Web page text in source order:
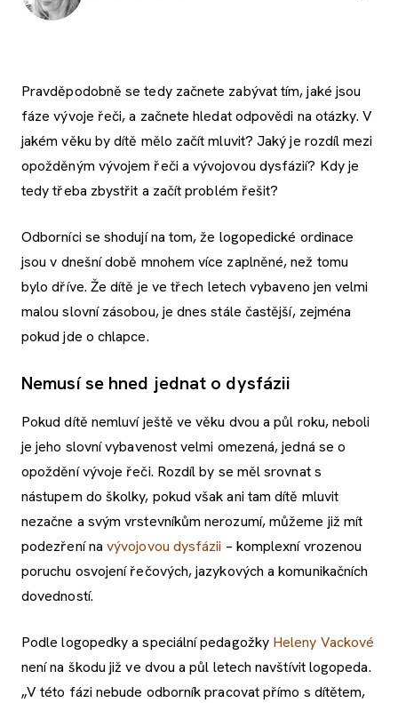
Pravděpodobně se tedy začnete zabývat tím, jaké jsou
fáze vývoje řeči, a začnete hledat odpovědi na otázky. V
jakém věku by dítě mělo začít mluvit? Jaký je rozdíl mezi
opožděným vývojem řeči a vývojovou dysfázií? Kdy je
tedy třeba zbystřit a začít problém řešit?
Odborníci se shodují na tom, že logopedické ordinace
jsou v dnešní době mnohem více zaplněné, než tomu
bylo dříve. Že dítě je ve třech letech vybaveno jen velmi
malou slovní zásobou, je dnes stále častější, zejména
pokud jde o chlapce.
Nemusí se hned jednat o dysfázii
Pokud dítě nemluví ještě ve věku dvou a půl roku, neboli
je jeho slovní vybavenost velmi omezená, jedná se o
opoždění vývoje řeči. Rozdíl by se měl srovnat s
nástupem do školky, pokud však ani tam dítě mluvit
nezačne a svým vrstevníkům nerozumí, můžeme již mít
podezření navývojovou dysfázii – komplexní vrozenou
poruchu osvojení řečových, jazykových a komunikačních
dovedností.
Podle logopedky a speciální pedagožky Heleny Vackové
není na škodu již ve dvou a půl letech navštívit logopeda.
„V této fázi nebude odborník pracovat přímo s dítětem,